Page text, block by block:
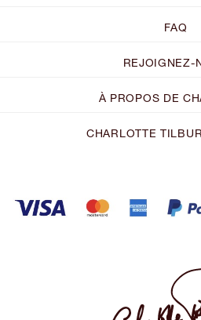
FAQ
REJOIGNEZ-
À PROPOS DE
CHARLOTTE